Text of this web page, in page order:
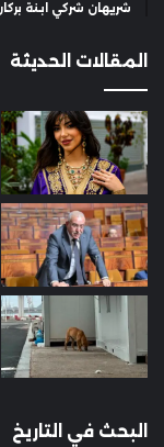
شريهان شركي ابنة
المقالات الحديثة
البحث في التاريخ